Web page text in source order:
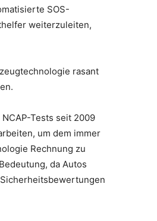
SOS-
weiterzuleiten,
rasant
Tests seit 2009
um dem immer
Rechnung zu
da Autos